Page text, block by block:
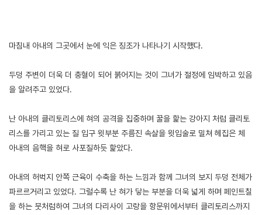
마침내 아내의 그곳에서 눈에 익은 징조가 나타나기 시작했다.
두덩 주변이 더욱 더 충혈이 되어 붉어지는 것이 그녀가 절정에 임박하고 있음
을 알려주고 있었다.
난 아내의 클리토리스에 혀의 공격을 집중하며 꿀을 핥는 강아지 처럼 클리토
리스를 가리고 있는 질 입구 윗부분 주름진 속살을 윗입술로 밀쳐 헤집은 체
아내의 음핵을 혀로 사포질하듯 핥았다.
아내의 허벅지 안쪽 근육이 수축을 하는 느낌과 함께 그녀의 보지 두덩 전체가
파르르거리고 있었다. 그럴수록 난 혀가 닿는 부분을 더욱 넓게 하며 페인트칠
을 하는 붓처럼하여 그녀의 다리사이 고랑을 항문위에서부터 클리토리스까지